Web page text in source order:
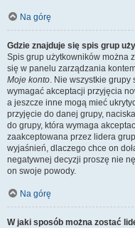
Na górę
Gdzie znajduje się spis grup
Spis grup użytkowników można
się w panelu zarządzania
Moje konto. Nie wszystkie grupy
wymagać akceptacji przyjęcia
a jeszcze inne mogą mieć
przyjęcie do danej grupy,
do grupy, która wymaga
zaakceptowana przez lidera
wyjaśnień, dlaczego chce on
negatywnej decyzji proszę nie
on swoje powody.
Na górę
W jaki sposób można zostać